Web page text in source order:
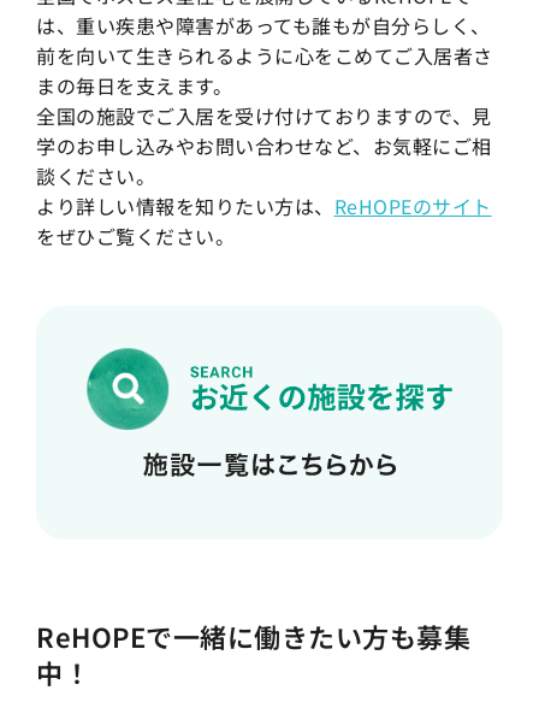
は、重い疾患や障害があっても誰もが自分らしく、
前を向いて生きられるように心をこめてご入居者さ
まの毎日を支えます。
全国の施設でご入居を受け付けておりますので、見
学のお申し込みやお問い合わせなど、お気軽にご相
談ください。
より詳しい情報を知りたい方は、 ReHOPEのサイト
をぜひご覧ください。
ReHOPEで一緒に働きたい方も募集
中！